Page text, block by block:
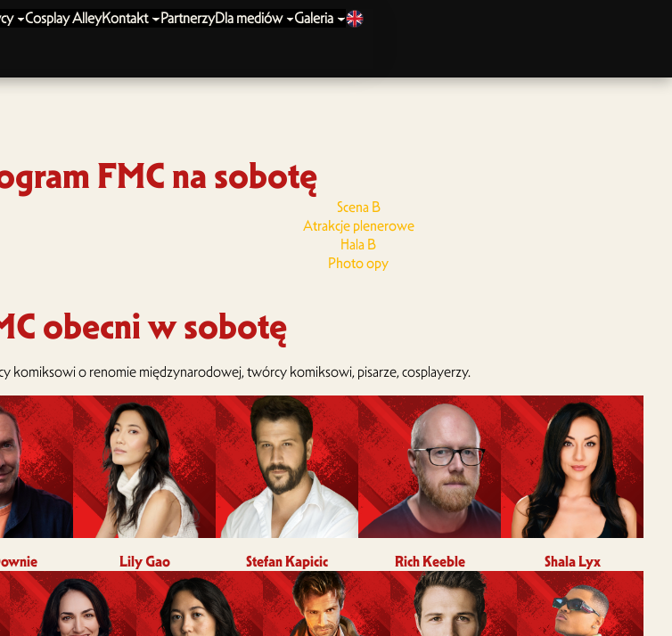
Cosplay AlleyKontakt PartnerzyDla mediów Galeria
FMC na sobotę
Scena B
Atrakcje plenerowe
Hala B
Photo opy
obecni w sobotę
komiksowi o renomie międzynarodowej, twórcy komiksowi, pisarze, cosplayerzy.
Lily Gao Stefan Kapicic Rich Keeble Shala Lyx